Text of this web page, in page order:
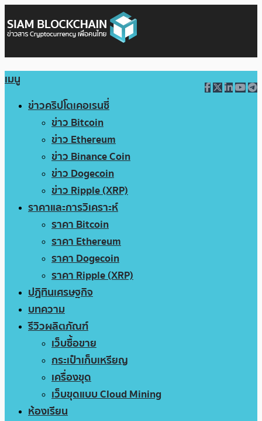
เมนู
ข่าวคริปโตเคอเรนซี่
ข่าว Bitcoin
ข่าว Ethereum
ข่าว Binance Coin
ข่าว Dogecoin
ข่าว Ripple (XRP)
ราคาและการวิเคราะห์
ราคา Bitcoin
ราคา Ethereum
ราคา Dogecoin
ราคา Ripple (XRP)
ปฏิทินเศรษฐกิจ
บทความ
รีวิวผลิตภัณฑ์
เว็บซื้อขาย
กระเป๋าเก็บเหรียญ
เครื่องขุด
เว็บขุดแบบ Cloud Mining
ห้องเรียน